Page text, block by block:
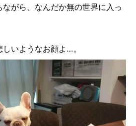
ながら、なんだか無の世界に入っ
いようなお顔よ…。